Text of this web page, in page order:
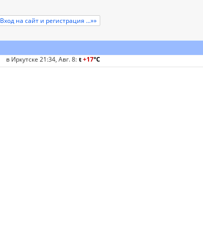
Вход на сайт и регистрация ...»»
в Иркутске 21:34, Авг. 8: t+17°C